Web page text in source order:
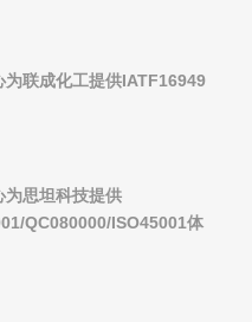
为联成化工提供IATF16949
为思坦科技提供
QC080000/ISO45001体